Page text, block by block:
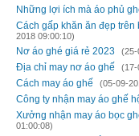
Những lợi ích mà áo phủ
Cách gấp khăn ăn đẹp trên
2018 09:00:10)
Nơ áo ghé giá rẻ 2023 (25-
Địa chỉ may nơ áo ghế (17-
Cách may áo ghế (05-09-
Công ty nhận may áo ghế
Xưởng nhận may áo bọc
01:00:08)